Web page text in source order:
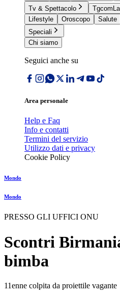
Tv & Spettacolo
Lifestyle
Oroscopo Salute
Speciali
Chi siamo
Seguici anche su
Area personale
Help e Faq
Info e contatti
Termini del servizio
Utilizzo dati e privacy
Cookie Policy
Mondo
Mondo
PRESSO GLI UFFICI ONU
Scontri
bimba
11enne colpita da proiettile vagante